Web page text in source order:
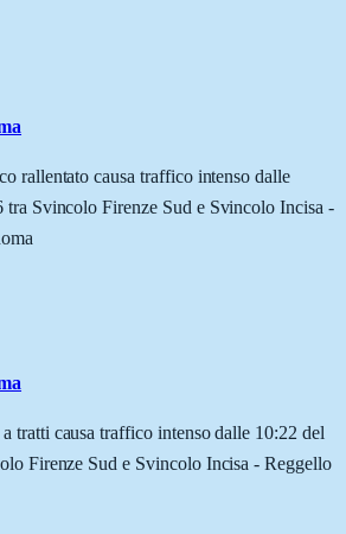
rallentato causa traffico intenso dalle
tra Svincolo Firenze Sud e Svincolo Incisa -
tratti causa traffico intenso dalle 10:22 del
Firenze Sud e Svincolo Incisa - Reggello